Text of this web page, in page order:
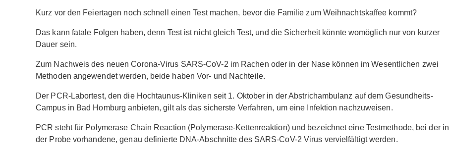
Kurz vor den Feiertagen noch schnell einen Test machen, bevor die Familie zum Weihnachtskaffee kommt?
Das kann fatale Folgen haben, denn Test ist nicht gleich Test, und die Sicherheit könnte womöglich nur von kurzer
Dauer sein.
Zum Nachweis des neuen Corona-Virus SARS-CoV-2 im Rachen oder in der Nase können im Wesentlichen zwei
Methoden angewendet werden, beide haben Vor- und Nachteile.
Der PCR-Labortest, den die Hochtaunus-Kliniken seit 1. Oktober in der Abstrichambulanz auf dem Gesundheits-
Campus in Bad Homburg anbieten, gilt als das sicherste Verfahren, um eine Infektion nachzuweisen.
PCR steht für Polymerase Chain Reaction (Polymerase-Kettenreaktion) und bezeichnet eine Testmethode, bei der in
der Probe vorhandene, genau definierte DNA-Abschnitte des SARS-CoV-2 Virus vervielfältigt werden.